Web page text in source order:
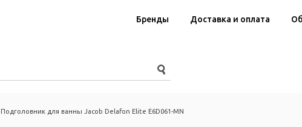
Бренды Доставка и оплата
Подголовник для ванны Jacob Delafon Elite E6D061-MN